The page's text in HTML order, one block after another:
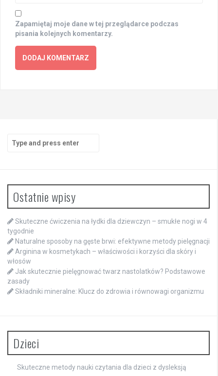
Zapamiętaj moje dane w tej przeglądarce podczas
pisania kolejnych komentarzy.
for:
Ostatnie wpisy
Skuteczne ćwiczenia na łydki dla dziewczyn – smukłe nogi w 4
tygodnie
Naturalne sposoby na gęste brwi: efektywne metody pielęgnacji
Arginina w kosmetykach – właściwości i korzyści dla skóry i
włosów
Jak skutecznie pielęgnować twarz nastolatków? Podstawowe
zasady
Składniki mineralne: Klucz do zdrowia i równowagi organizmu
Dzieci
Skuteczne metody nauki czytania dla dzieci z dysleksją